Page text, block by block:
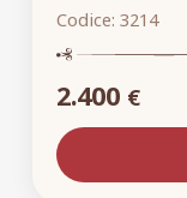
Codice: 3214
2.400 €